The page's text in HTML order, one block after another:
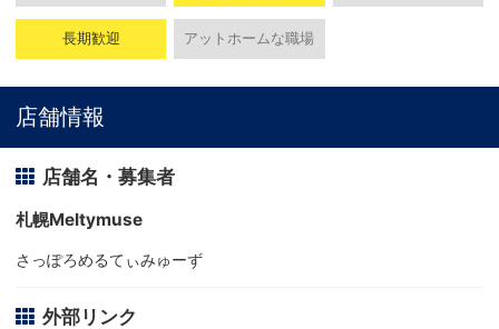
長期歓迎 アットホームな職場
店舗情報
店舗名・募集者
札幌Meltymuse
さっぽろめるてぃみゅーず
外部リンク